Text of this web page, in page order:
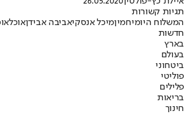
תגיות קשורות
המשלוח היומיחמיןמיכל אנסקיאביבה אבידןאוכל
חדשות
בארץ
בעולם
ביטחוני
פוליטי
פלילים
בריאות
חינוך